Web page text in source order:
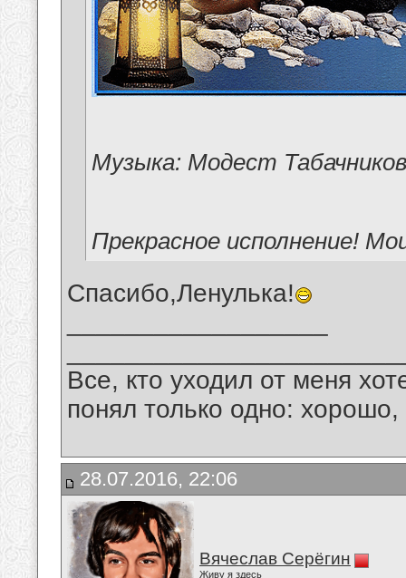
Музыка: Модест
Прекрасное исполнение!
Спасибо,Ленулька!
Все, кто уходил от меня
понял только одно:
28.07.2016, 22:06
Вячеслав Серёгин
Живу я здесь